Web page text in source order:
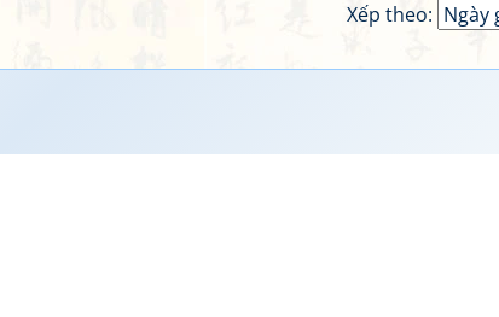
Xếp theo: